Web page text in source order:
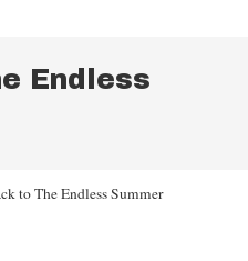
Endless
to The Endless Summer